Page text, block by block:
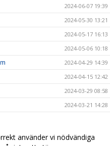
2024-06-07 19:39
2024-05-30 13:21
2024-05-17 16:13
2024-05-06 10:18
2024-04-29 14:39
2024-04-15 12:42
2024-03-29 08:58
2024-03-21 14:28
2024-03-14 18:56
använder vi nödvändiga